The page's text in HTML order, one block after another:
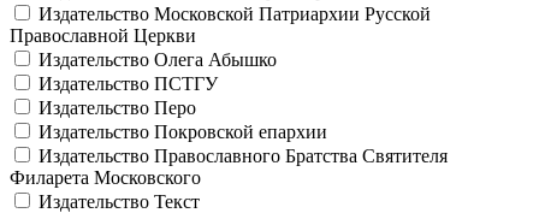
Издательство Московской Патриархии Русской
Православной Церкви
Издательство Олега Абышко
Издательство ПСТГУ
Издательство Перо
Издательство Покровской епархии
Издательство Православного Братства Святителя
Филарета Московского
Издательство Текст